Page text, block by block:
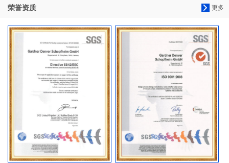
更多
荣誉资质